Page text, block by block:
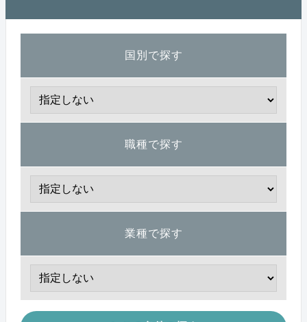
国別で探す
職種で探す
業種で探す